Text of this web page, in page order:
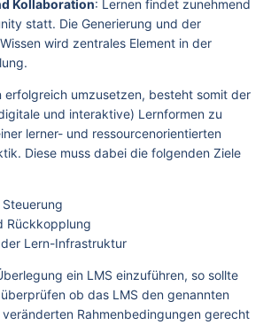
Kollaboration: Lernen findet zunehmend
statt. Die Generierung und der
wird zentrales Element in der
erfolgreich umzusetzen, besteht somit der
und interaktive) Lernformen zu
lerner- und ressourcenorientierten
Diese muss dabei die folgenden Ziele
Rückkopplung
Lern-Infrastruktur
ein LMS einzuführen, so sollte
ob das LMS den genannten
Rahmenbedingungen gerecht